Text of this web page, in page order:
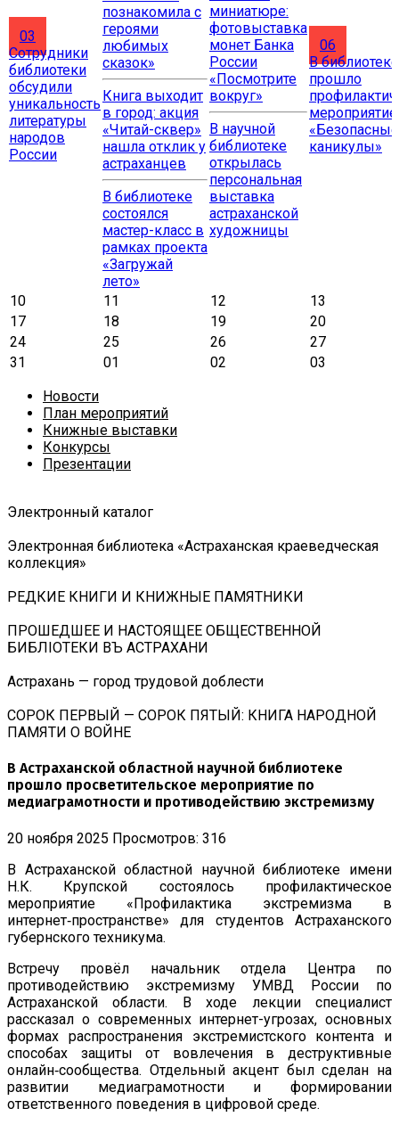
03
Сотрудники
библиотеки
обсудили
уникальность
литературы
народов
России
познакомила с
героями
любимых
сказок»
Книга выходит
в город: акция
«Читай-сквер»
нашла отклик у
астраханцев
В библиотеке
состоялся
мастер-класс в
рамках проекта
«Загружай
лето»
миниатюре:
фотовыставка
монет Банка
России
«Посмотрите
вокруг»
В научной
библиотеке
открылась
персональная
выставка
астраханской
художницы
06
В библиотеке
прошло
мероприятие
«Безопасные
каникулы»
10 11 12
13
17
18 19
20
24
25 26
27
31
01 02
03
Новости
План мероприятий
Книжные выставки
Конкурсы
Презентации
Электронный каталог
Электронная библиотека «Астраханская краеведческая
коллекция»
РЕДКИЕ КНИГИ И КНИЖНЫЕ ПАМЯТНИКИ
ПРОШЕДШЕЕ И НАСТОЯЩЕЕ ОБЩЕСТВЕННОЙ
БИБЛIОТЕКИ ВЪ АСТРАХАНИ
Астрахань — город трудовой доблести
СОРОК ПЕРВЫЙ — СОРОК ПЯТЫЙ: КНИГА НАРОДНОЙ
ПАМЯТИ О ВОЙНЕ
В Астраханской областной научной библиотеке
прошло просветительское мероприятие по
медиаграмотности и противодействию экстремизму
20 ноября 2025 Просмотров: 316
В Астраханской областной научной библиотеке имени
Н.К. Крупской состоялось профилактическое
мероприятие «Профилактика экстремизма в
интернет‑пространстве» для студентов Астраханского
губернского техникума.
Встречу провёл начальник отдела Центра по
противодействию экстремизму УМВД России по
Астраханской области. В ходе лекции специалист
рассказал о современных интернет-угрозах, основных
формах распространения экстремистского контента и
способах защиты от вовлечения в деструктивные
онлайн‑сообщества. Отдельный акцент был сделан на
развитии медиаграмотности и формировании
ответственного поведения в цифровой среде.